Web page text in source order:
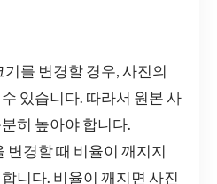
기를 변경할 경우, 사진의
있습니다. 따라서 원본 사
히 높아야 합니다.
변경할 때 비율이 깨지지
니다. 비율이 깨지면 사진